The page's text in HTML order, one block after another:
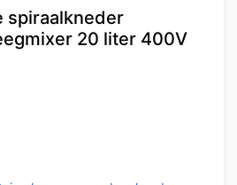
spiraalkneder
20 liter 400V